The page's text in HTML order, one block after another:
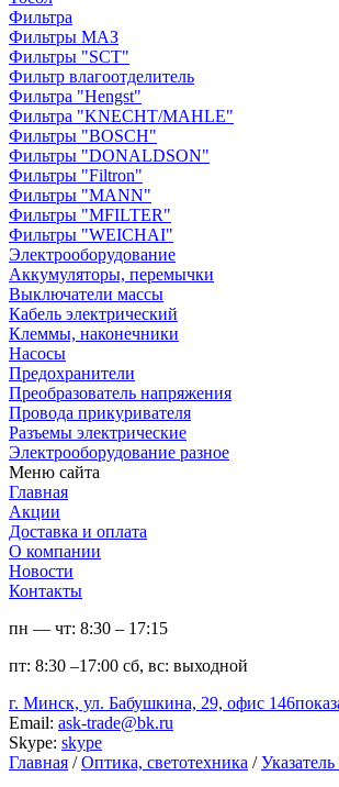
Фильтра
Фильтры МАЗ
Фильтры "SCT"
Фильтр влагоотделитель
Фильтра "Hengst"
Фильтра "KNECHT/MAHLE"
Фильтры "BOSCH"
Фильтры "DONALDSON"
Фильтры "Filtron"
Фильтры "MANN"
Фильтры "MFILTER"
Фильтры "WEICHAI"
Электрооборудование
Аккумуляторы, перемычки
Выключатели массы
Кабель электрический
Клеммы, наконечники
Насосы
Предохранители
Преобразователь напряжения
Провода прикуривателя
Разъемы электрические
Электрооборудование разное
Меню сайта
Главная
Акции
Доставка и оплата
О компании
Новости
Контакты
пн — чт: 8:30 – 17:15
пт: 8:30 –17:00 сб, вс: выходной
г. Минск, ул. Бабушкина, 29, офис 146
Email: ask-trade@bk.ru
Skype: skype
Главная / Оптика, светотехника /